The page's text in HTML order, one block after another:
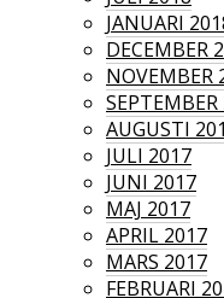
JANUARI
DECEMBER
NOVEMBER
AUGUSTI
JULI 2017
JUNI 2017
MAJ 2017
APRIL 2017
MARS 2017
FEBRUARI